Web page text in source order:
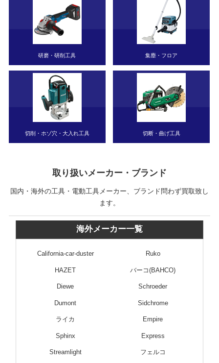
研磨・研削工具 集塵・フロア
切削・ホゾ穴・大入れ工具 切断・曲げ工具
取り扱いメーカー・ブランド
国内・海外の工具・電動工具メーカー、ブランド問わず買取致し
ます。
海外メーカー一覧
California-car-duster Ruko
HAZET バーコ(BAHCO)
Diewe Schroeder
Dumont Sidchrome
ライカ Empire
Sphinx Express
Streamlight フェルコ